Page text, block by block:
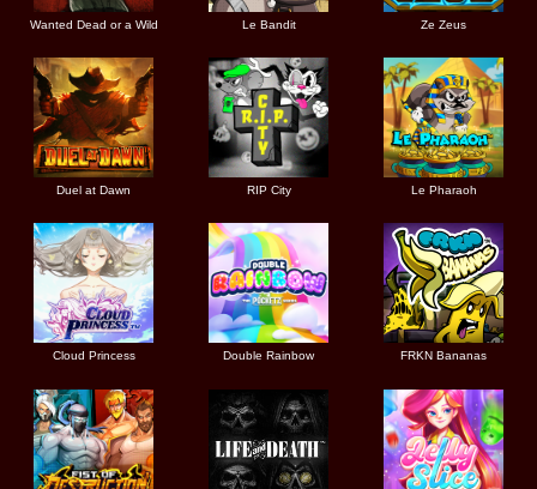
Wanted Dead or a Wild Le Bandit Ze Zeus
Duel at Dawn RIP City Le Pharaoh
Cloud Princess Double Rainbow FRKN Bananas